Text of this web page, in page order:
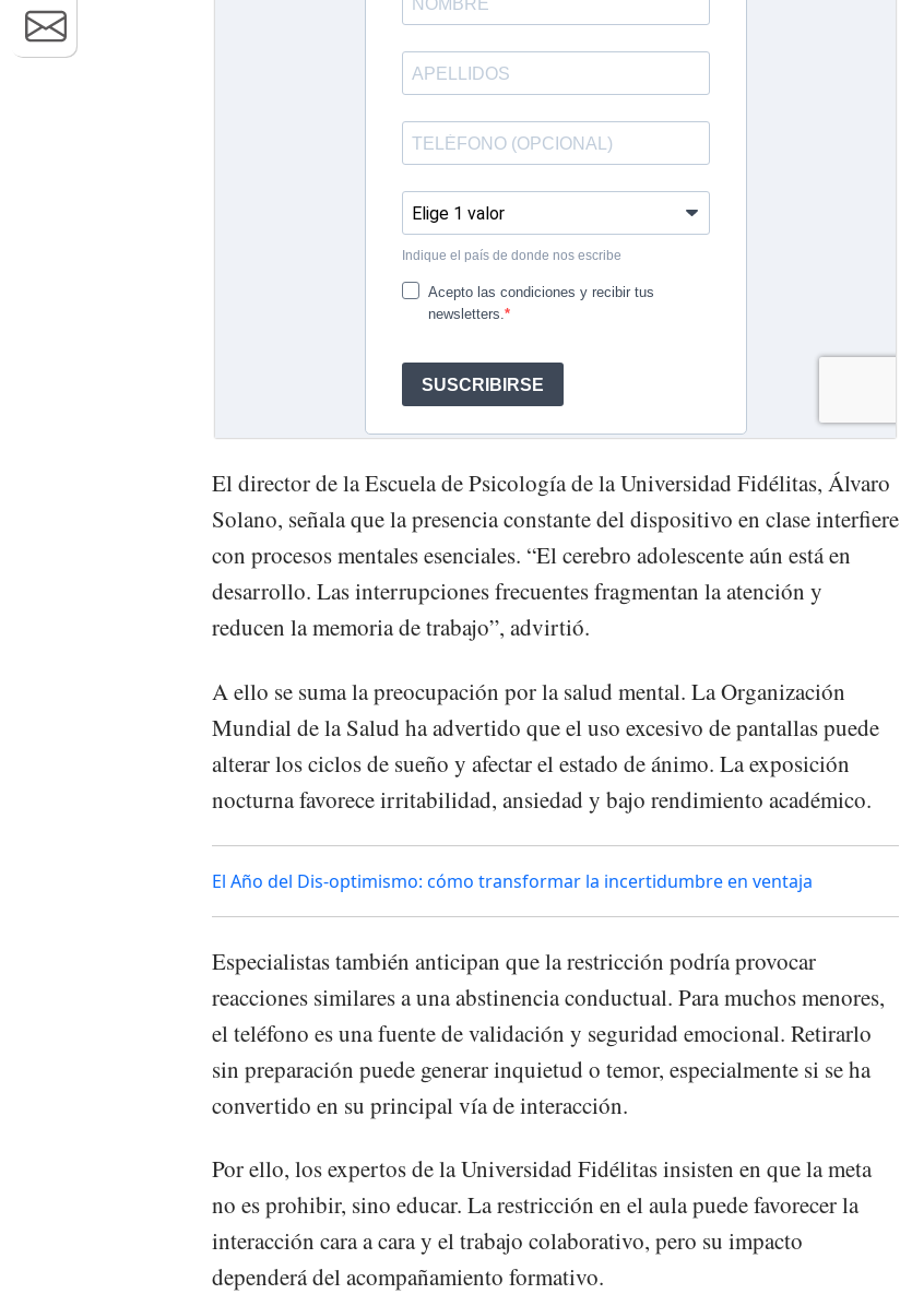
El director de la Escuela de Psicología de la Universidad Fidélitas, Álvaro
Solano, señala que la presencia constante del dispositivo en clase interfiere
con procesos mentales esenciales. “El cerebro adolescente aún está en
desarrollo. Las interrupciones frecuentes fragmentan la atención y
reducen la memoria de trabajo”, advirtió.
A ello se suma la preocupación por la salud mental. La Organización
Mundial de la Salud ha advertido que el uso excesivo de pantallas puede
alterar los ciclos de sueño y afectar el estado de ánimo. La exposición
nocturna favorece irritabilidad, ansiedad y bajo rendimiento académico.
El Año del Dis-optimismo: cómo transformar la incertidumbre en ventaja
Especialistas también anticipan que la restricción podría provocar
reacciones similares a una abstinencia conductual. Para muchos menores,
el teléfono es una fuente de validación y seguridad emocional. Retirarlo
sin preparación puede generar inquietud o temor, especialmente si se ha
convertido en su principal vía de interacción.
Por ello, los expertos de la Universidad Fidélitas insisten en que la meta
no es prohibir, sino educar. La restricción en el aula puede favorecer la
interacción cara a cara y el trabajo colaborativo, pero su impacto
dependerá del acompañamiento formativo.